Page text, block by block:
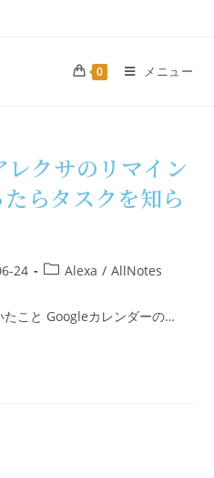
0 メニュー
クサのリマイン
らタスクを知ら
24 Alexa / AllNotes
こと Googleカレンダーの…